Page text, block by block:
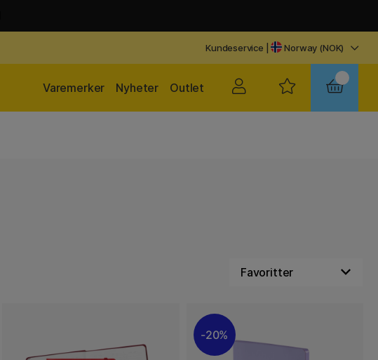
Kundeservice | Norway (NOK)
Outlet
Nyheter
Varemerker
20%